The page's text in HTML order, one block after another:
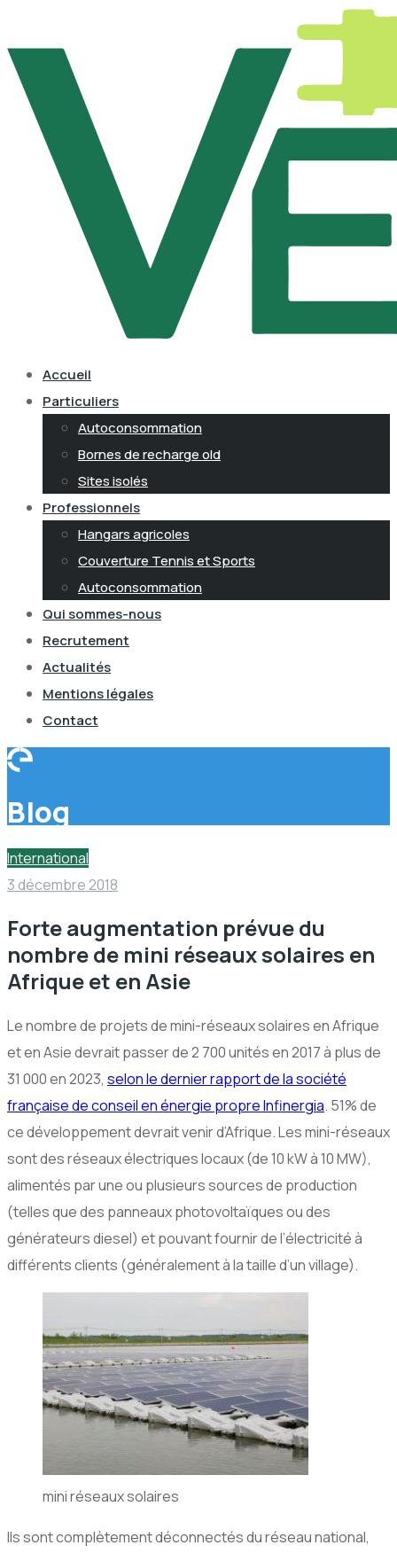
Accueil
Particuliers
Autoconsommation
Bornes de recharge old
Sites isolés
Professionnels
Hangars agricoles
Couverture Tennis et Sports
Autoconsommation
Qui sommes-nous
Recrutement
Actualités
Mentions légales
Contact
Blog
International
3 décembre 2018
Forte augmentation prévue du
nombre de mini réseaux solaires en
Afrique et en Asie
Le nombre de projets de mini-réseaux solaires en Afrique
et en Asie devrait passer de 2 700 unités en 2017 à plus de
31 000 en 2023, selon le dernier rapport de la société
française de conseil en énergie propre Infinergia. 51% de
ce développement devrait venir d’Afrique. Les mini-réseaux
sont des réseaux électriques locaux (de 10 kW à 10 MW),
alimentés par une ou plusieurs sources de production
(telles que des panneaux photovoltaïques ou des
générateurs diesel) et pouvant fournir de l’électricité à
différents clients (généralement à la taille d’un village).
mini réseaux solaires
Ils sont complètement déconnectés du réseau national,